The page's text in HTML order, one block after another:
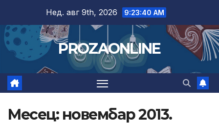
content
Нед. авг 9th, 2026 9:23:42 AM
PROZAONLINE
Месец: новембар 2013.